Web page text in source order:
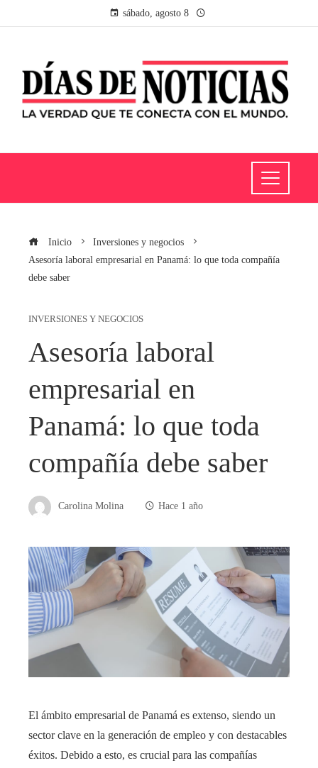
sábado, agosto 8
Inicio
Inversiones y negocios
Asesoría laboral empresarial en Panamá: lo que toda compañía
debe saber
INVERSIONES Y NEGOCIOS
Asesoría laboral
empresarial en
Panamá: lo que toda
compañía debe saber
Carolina Molina Hace 1 año
El ámbito empresarial de Panamá es extenso, siendo un
sector clave en la generación de empleo y con destacables
éxitos. Debido a esto, es crucial para las compañías